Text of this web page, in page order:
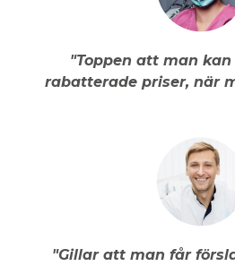
"Toppen att man
rabatterade priser, när
"Gillar att man får